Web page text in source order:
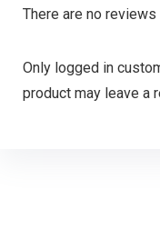
There are no reviews
Only logged in
product may leave a